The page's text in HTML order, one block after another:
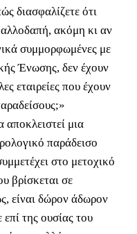
διασφαλίζετε ότι
αλλοδαπή, ακόμη κι αν
συμμορφωμένες με
Ένωσης, δεν έχουν
εταιρείες που έχουν
μια
παράδεισο
στο μετοχικό
βρίσκεται σε
είναι δώρον άδωρον
επί της ουσίας του